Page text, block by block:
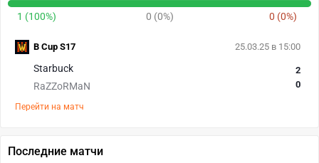
1 (100%) 0 (0%) 0 (0%)
25.03.25 в 15:00
Starbuck
RaZZoRMaN
2
0
Перейти на матч
B Cup S17
Последние матчи